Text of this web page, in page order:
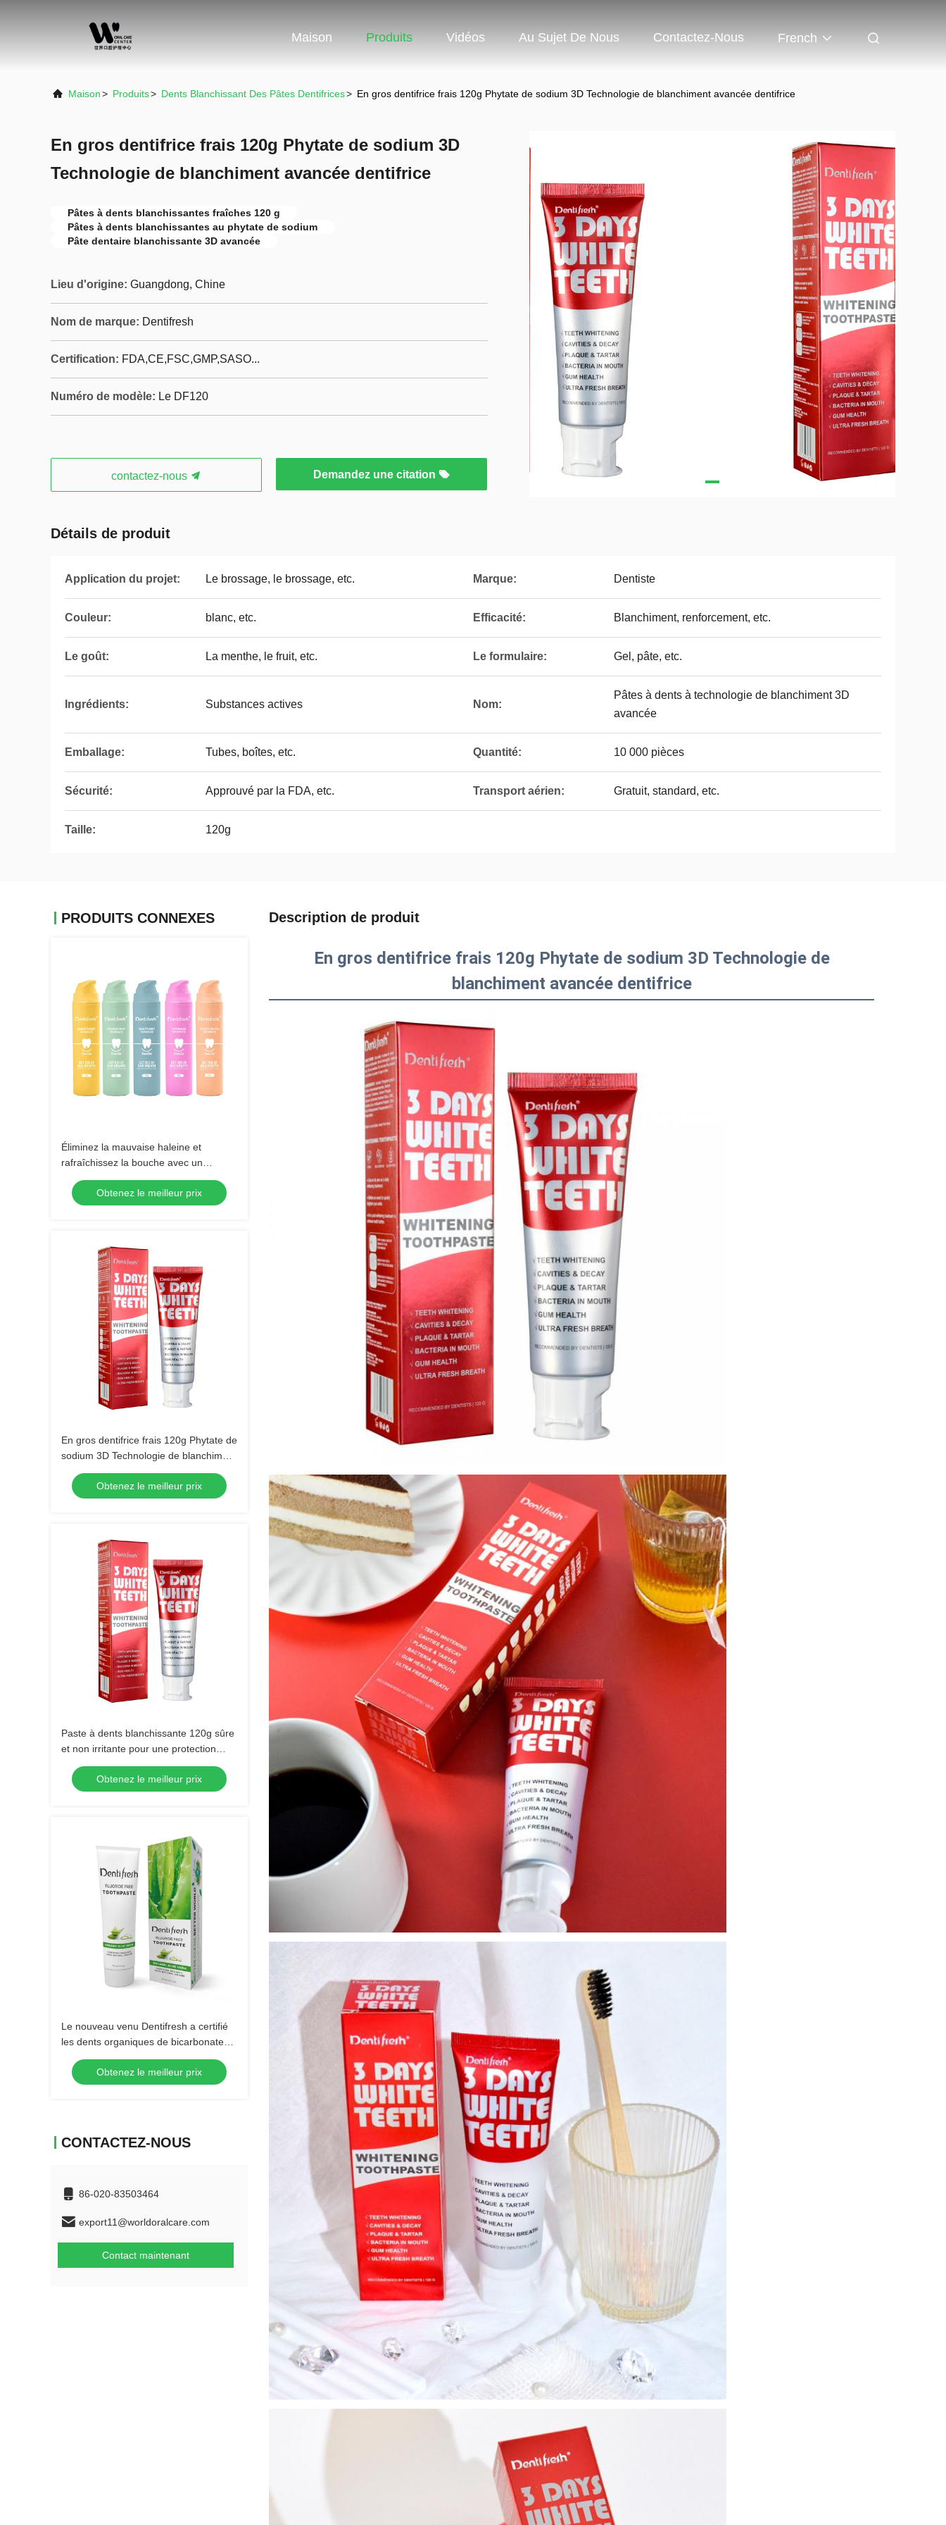
Maison Produits Vidéos Au Sujet De Nous Contactez-Nous French
Maison> Produits> Dents Blanchissant Des Pâtes Dentifrices> En gros dentifrice frais 120g Phytate de sodium 3D Technologie de blanchiment avancée dentifrice
En gros dentifrice frais 120g Phytate de sodium 3D
Technologie de blanchiment avancée dentifrice
Pâtes à dents blanchissantes fraîches 120 g
Pâtes à dents blanchissantes au phytate de sodium
Pâte dentaire blanchissante 3D avancée
Lieu d'origine: Guangdong, Chine
Nom de marque: Dentifresh
Certification: FDA,CE,FSC,GMP,SASO...
Numéro de modèle: Le DF120
contactez-nous Demandez une citation
Détails de produit
Application du projet: Le brossage, le brossage, etc. Marque: Dentiste
Couleur: blanc, etc. Efficacité: Blanchiment, renforcement, etc.
Le goût: La menthe, le fruit, etc. Le formulaire: Gel, pâte, etc.
Ingrédients: Substances actives Nom:
Pâtes à dents à technologie de blanchiment 3D
avancée
Emballage: Tubes, boîtes, etc. Quantité: 10 000 pièces
Sécurité: Approuvé par la FDA, etc. Transport aérien: Gratuit, standard, etc.
Taille: 120g
PRODUITS CONNEXES
Éliminez la mauvaise haleine et
rafraîchissez la bouche avec un
dentifrice pour soins buccaux
Obtenez le meilleur prix
En gros dentifrice frais 120g Phytate de
sodium 3D Technologie de blanchiment
avancée dentifrice
Obtenez le meilleur prix
Paste à dents blanchissante 120g sûre
et non irritante pour une protection
dentaire durable
Obtenez le meilleur prix
Le nouveau venu Dentifresh a certifié
les dents organiques de bicarbonate
de soude de soins dentaires de Vera
d'aloès blanchissant le toothpa naturel
d'extrait d'usine
Obtenez le meilleur prix
CONTACTEZ-NOUS
86-020-83503464
export11@worldoralcare.com
Contact maintenant
Description de produit
En gros dentifrice frais 120g Phytate de sodium 3D Technologie de
blanchiment avancée dentifrice